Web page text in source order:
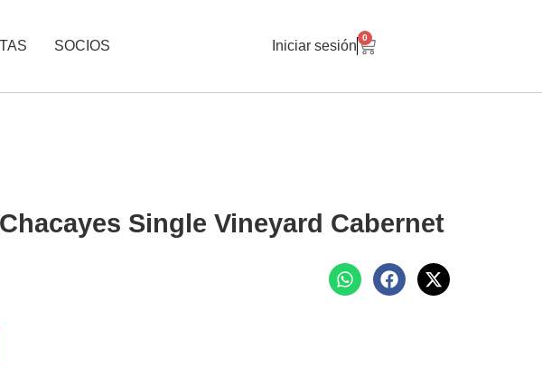
SOCIOS Iniciar sesión
0
Single Vineyard Cabernet